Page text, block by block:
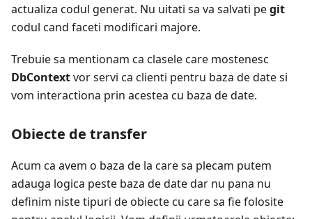
actualiza codul generat. Nu uitati sa va salvati pegit
codul cand faceti modificari majore.
Trebuie sa mentionam ca clasele care mostenesc
DbContextvor servi ca clienti pentru baza de date si
vom interactiona prin acestea cu baza de date.
Obiecte de transfer
Acum ca avem o baza de la care sa plecam putem
adauga logica peste baza de date dar nu pana nu
definim niste tipuri de obiecte cu care sa fie folosite